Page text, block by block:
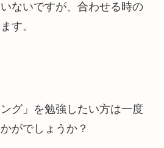
ないですが、合わせる時の
す。
グ」を勉強したい方は一度
がでしょうか？